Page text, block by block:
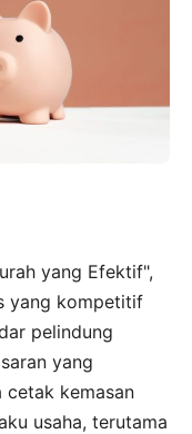
yang Efektif",
yang kompetitif
pelindung
yang
cetak kemasan
usaha, terutama